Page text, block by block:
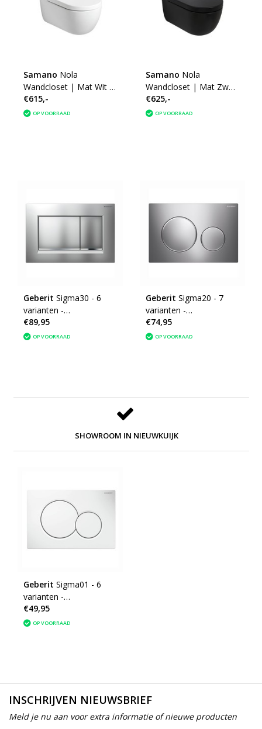
Samano Nola
Wandcloset | Mat Wit |
Softclose | Quick
Release | Diepspoel |
€615,-
OP VOORRAAD
Samano Nola
Wandcloset | Mat Zwart
| Softclose | Quick
Release | Diepspoel |
€625,-
OP VOORRAAD
Geberit Sigma30 - 6
varianten -
Bedieningsplaat
€89,95
OP VOORRAAD
Geberit Sigma20 - 7
varianten -
Bedieningsplaat
€74,95
OP VOORRAAD
SHOWROOM IN NIEUWKUIJK
Geberit Sigma01 - 6
varianten -
Bedieningsplaat
€49,95
OP VOORRAAD
INSCHRIJVEN NIEUWSBRIEF
Meld je nu aan voor extra informatie of nieuwe producten